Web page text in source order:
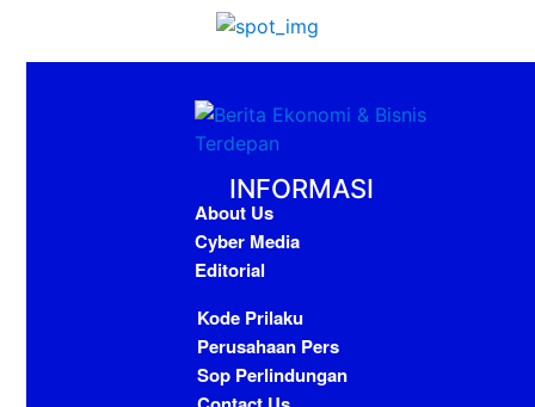
INFORMASI
About Us
Cyber Media
Editorial
Kode Prilaku
Perusahaan Pers
Sop Perlindungan